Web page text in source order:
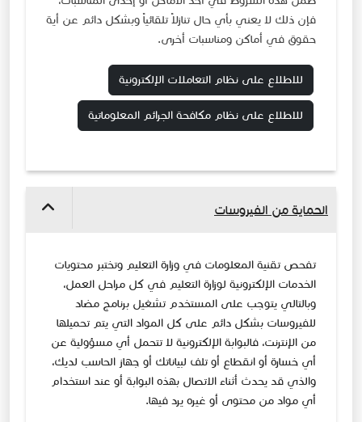
فإن ذلك لا يعني بأي حال تنازلاً تلقائياً وبشكل دائم عن أية
حقوق في أماكن ومناسبات أخرى.
للاطلاع على نظام التعاملات الإلكترونية
للاطلاع على نظام مكافحة الجرائم المعلوماتية
الحماية من الفيروسات
تفحص تقنية المعلومات في وزارة التعليم وتختبر محتويات
الخدمات الإلكترونية لوزارة التعليم في كل مراحل العمل،
وبالتالي يتوجب على المستخدم تشغيل برنامج مضاد
للفيروسات بشكل دائم على كل المواد التي يتم تحميلها
من الإنترنت، فالبوابة الإلكترونية لا ​تتحمل أي مسؤولية عن
أي خسارة أو انقطاع أو تلف لبياناتك أو جهاز الحاسب لديك،
والذي قد يحدث أثناء الاتصال بهذه البوابة أو عند استخدام
أي مواد من محتوى أو غيره يرد فيها.​